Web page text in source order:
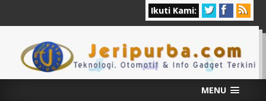
Ikuti Kami:
MENU